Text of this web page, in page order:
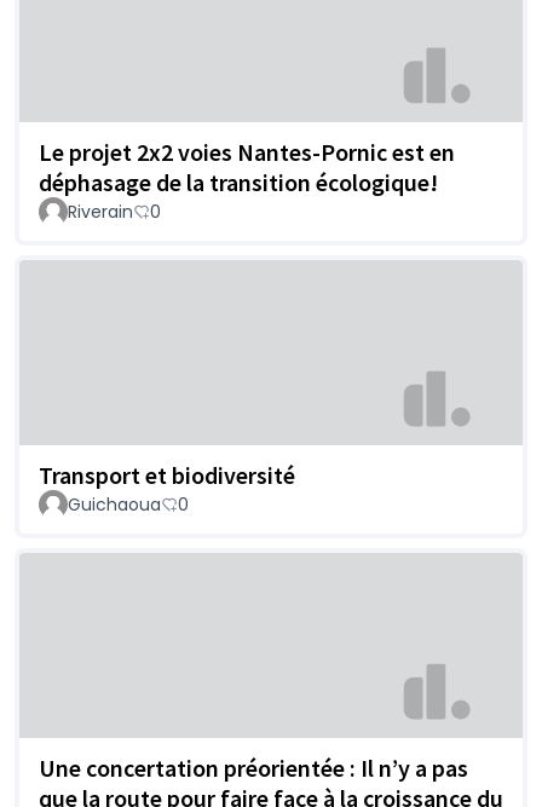
Le projet 2x2 voies Nantes-Pornic est en
déphasage de la transition écologique!
Riverain 0
Transport et biodiversité
Guichaoua 0
Une concertation préorientée : Il n’y a pas
que la route pour faire face à la croissance du